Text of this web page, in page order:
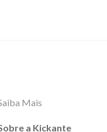
Mais
a Kickante